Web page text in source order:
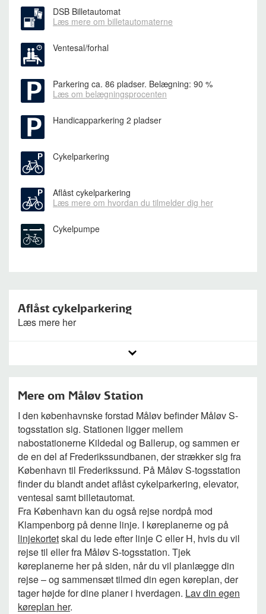
DSB Billetautomat
Læs mere om billetautomaterne
Ventesal/forhal
Parkering ca. 86 pladser. Belægning: 90 %
Læs om belægningsprocenten
Handicapparkering 2 pladser
Cykelparkering
Aflåst cykelparkering
Læs mere om hvordan du tilmelder dig her
Cykelpumpe
Aflåst cykelparkering
Læs mere her
Mere om Måløv Station
I den københavnske forstad Måløv befinder Måløv S-
togsstation sig. Stationen ligger mellem
nabostationerne Kildedal og Ballerup, og sammen er
de en del af Frederikssundbanen, der strækker sig fra
København til Frederikssund. På Måløv S-togsstation
finder du blandt andet aflåst cykelparkering, elevator,
ventesal samt billetautomat.
Fra København kan du også rejse nordpå mod
Klampenborg på denne linje. I køreplanerne og på
linjekortetskal du lede efter linje C eller H, hvis du vil
rejse til eller fra Måløv S-togsstation. Tjek
køreplanerne her på siden, når du vil planlægge din
rejse – og sammensæt tilmed din egen køreplan, der
tager højde for dine planer i hverdagen. Lav din egen
køreplan her.